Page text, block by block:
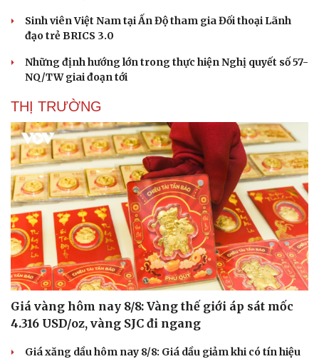
Sinh viên Việt Nam tại Ấn Độ tham gia Đối thoại Lãnh
đạo trẻ BRICS 3.0
Những định hướng lớn trong thực hiện Nghị quyết số 57-
NQ/TW giai đoạn tới
THỊ TRƯỜNG
Giá vàng hôm nay 8/8: Vàng thế giới áp sát mốc
4.316 USD/oz, vàng SJC đi ngang
Giá xăng dầu hôm nay 8/8: Giá dầu giảm khi có tín hiệu